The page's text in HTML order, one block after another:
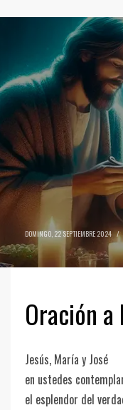
DOMINGO, 22 SEPTIEMBRE 2024 /
Oración a
Jesús, María y José
en ustedes
el esplendor del